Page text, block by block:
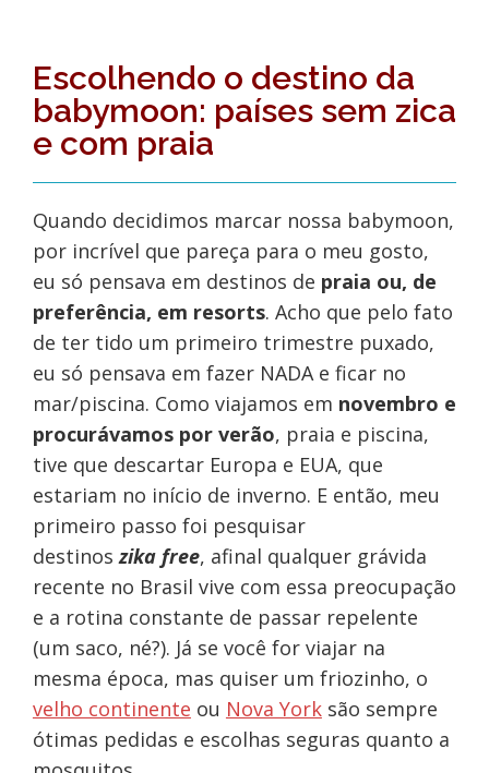
Escolhendo o destino da
babymoon: países sem zica
e com praia
Quando decidimos marcar nossa babymoon,
por incrível que pareça para o meu gosto,
eu só pensava em destinos de praia ou, de
preferência, em resorts. Acho que pelo fato
de ter tido um primeiro trimestre puxado,
eu só pensava em fazer NADA e ficar no
mar/piscina. Como viajamos em novembro e
procurávamos por verão, praia e piscina,
tive que descartar Europa e EUA, que
estariam no início de inverno. E então, meu
primeiro passo foi pesquisar
destinos zika free, afinal qualquer grávida
recente no Brasil vive com essa preocupação
e a rotina constante de passar repelente
(um saco, né?). Já se você for viajar na
mesma época, mas quiser um friozinho, o
velho continente ou Nova Yorksão sempre
ótimas pedidas e escolhas seguras quanto a